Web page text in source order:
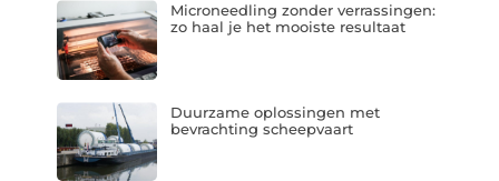
Microneedling zonder verrassingen:
zo haal je het mooiste resultaat
Duurzame oplossingen met
bevrachting scheepvaart